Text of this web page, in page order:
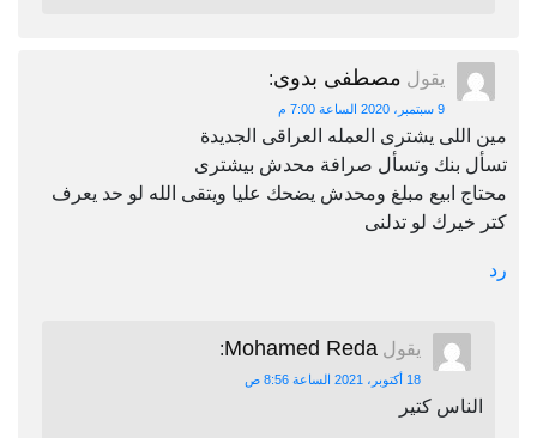
يقول مصطفى بدوى:
9 سبتمبر، 2020 الساعة 7:00 م
مين اللى يشترى العمله العراقى الجديدة
تسأل بنك وتسأل صرافة محدش بيشترى
محتاج ابيع مبلغ ومحدش يضحك عليا ويتقى الله لو حد يعرف
كتر خيرك لو تدلنى
رد
يقول Mohamed Reda
:
18 أكتوبر، 2021 الساعة 8:56 ص
الناس كتير